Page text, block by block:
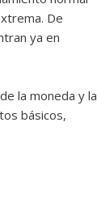
De
ya en
la moneda y la
básicos,